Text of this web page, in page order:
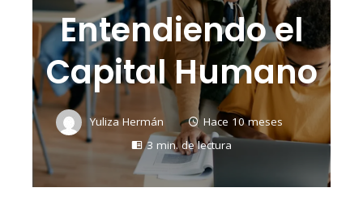
Entendiendo el
Capital Humano
Yuliza Hermán
Hace 10 meses
3 min. de lectura